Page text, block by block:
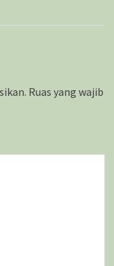
Ruas yang wajib